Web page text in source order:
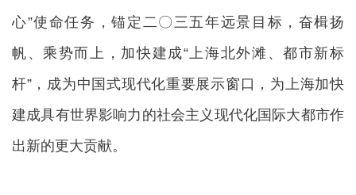
心”使命任务，锚定二〇三五年远景目标，奋楫扬
帆、乘势而上，加快建成“上海北外滩、都市新标
杆”，成为中国式现代化重要展示窗口，为上海加快
建成具有世界影响力的社会主义现代化国际大都市作
出新的更大贡献。